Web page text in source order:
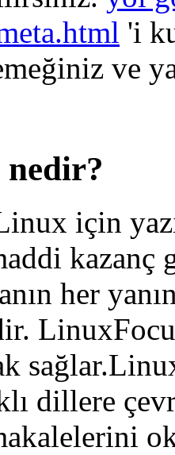
'i
ve
için
kazanç
her
dillere